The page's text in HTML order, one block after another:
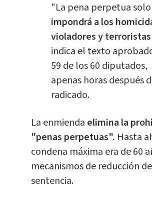
"La pena perpetua solo
impondrá a los
violadores y
indica el texto
59 de los 60 diputados,
apenas horas después
radicado.
La enmienda elimina la
"penas perpetuas". Hasta
condena máxima era de 60
mecanismos de reducción de
sentencia.